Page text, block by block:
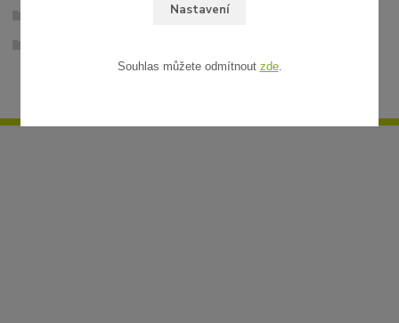
Nastavení
Souhlas můžete odmítnout zde.